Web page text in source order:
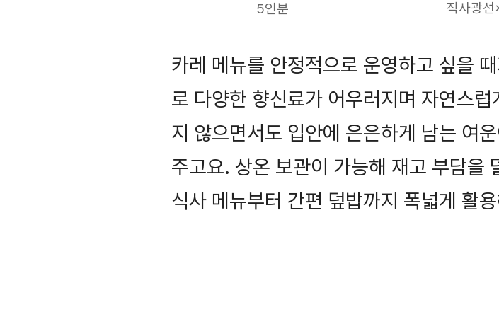
5인분 직사광선
카레 메뉴를 안정적으로 운영하고 싶을
로 다양한 향신료가 어우러지며 자연스
지 않으면서도 입안에 은은하게 남는 여
주고요. 상온 보관이 가능해 재고 부담을
식사 메뉴부터 간편 덮밥까지 폭넓게 활